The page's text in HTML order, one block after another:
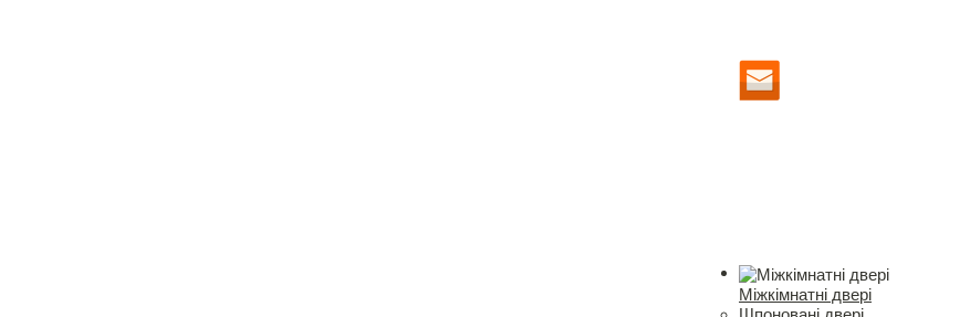
Міжкімнатні двері